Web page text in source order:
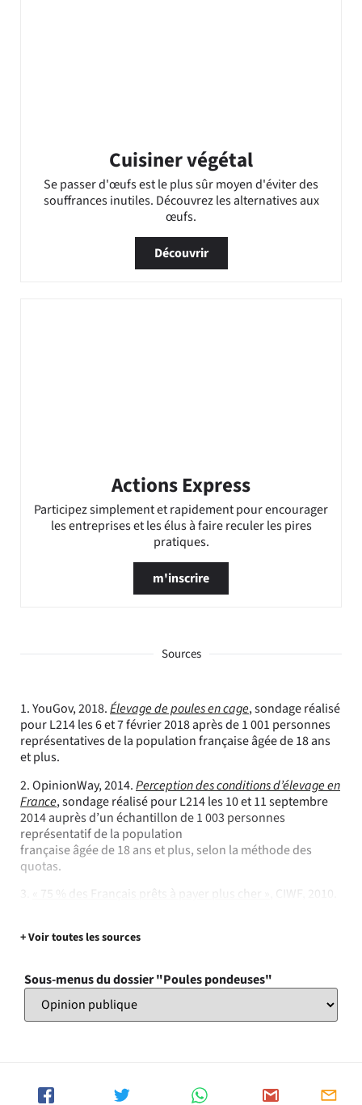
Cuisiner végétal
Se passer d'œufs est le plus sûr moyen d'éviter des
souffrances inutiles. Découvrez les alternatives aux
œufs.
Découvrir
Actions Express
Participez simplement et rapidement pour encourager
les entreprises et les élus à faire reculer les pires
pratiques.
m'inscrire
Sources
1. YouGov, 2018.Élevage de poules en cage, sondage réalisé
pour L214 les 6 et 7 février 2018 après de 1 001 personnes
représentatives de la population française âgée de 18 ans
et plus.
2. OpinionWay, 2014.Perception des conditions d’élevage en
France, sondage réalisé pour L214 les 10 et 11 septembre
2014 auprès d’un échantillon de 1 003 personnes
représentatif de la population
française âgée de 18 ans et plus, selon la méthode des
quotas.
3.
« 75 % des Français prêts à payer plus cher » , CIWF, 2010.
+ Voir toutes les sources
Sous-menus du dossier "Poules pondeuses"